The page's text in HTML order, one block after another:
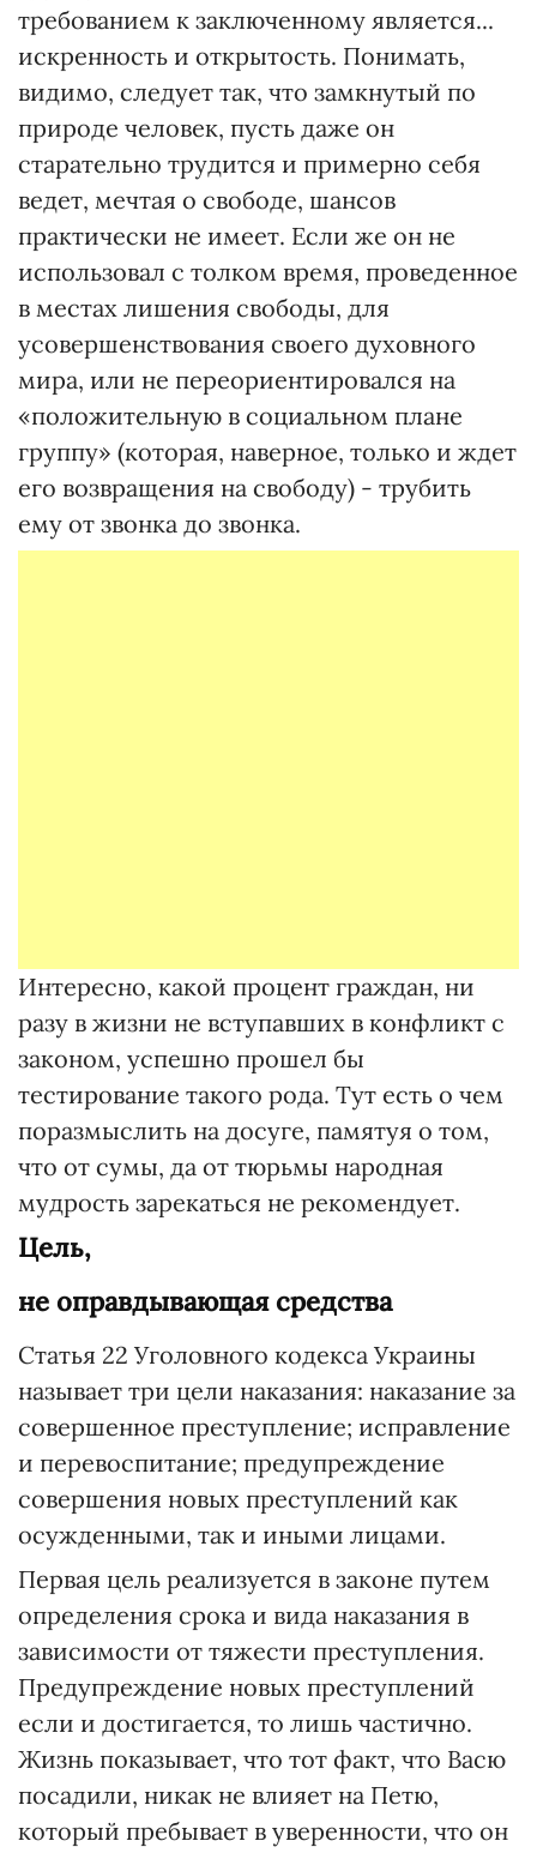
требованием к заключенному является...
искренность и открытость. Понимать,
видимо, следует так, что замкнутый по
природе человек, пусть даже он
старательно трудится и примерно себя
ведет, мечтая о свободе, шансов
практически не имеет. Если же он не
использовал с толком время, проведенное
в местах лишения свободы, для
усовершенствования своего духовного
мира, или не переориентировался на
«положительную в социальном плане
группу» (которая, наверное, только и ждет
его возвращения на свободу) - трубить
ему от звонка до звонка.
Интересно, какой процент граждан, ни
разу в жизни не вступавших в конфликт с
законом, успешно прошел бы
тестирование такого рода. Тут есть о чем
поразмыслить на досуге, памятуя о том,
что от сумы, да от тюрьмы народная
мудрость зарекаться не рекомендует.
Цель,
не оправдывающая средства
Статья 22 Уголовного кодекса Украины
называет три цели наказания: наказание за
совершенное преступление; исправление
и перевоспитание; предупреждение
совершения новых преступлений как
осужденными, так и иными лицами.
Первая цель реализуется в законе путем
определения срока и вида наказания в
зависимости от тяжести преступления.
Предупреждение новых преступлений
если и достигается, то лишь частично.
Жизнь показывает, что тот факт, что Васю
посадили, никак не влияет на Петю,
который пребывает в уверенности, что он